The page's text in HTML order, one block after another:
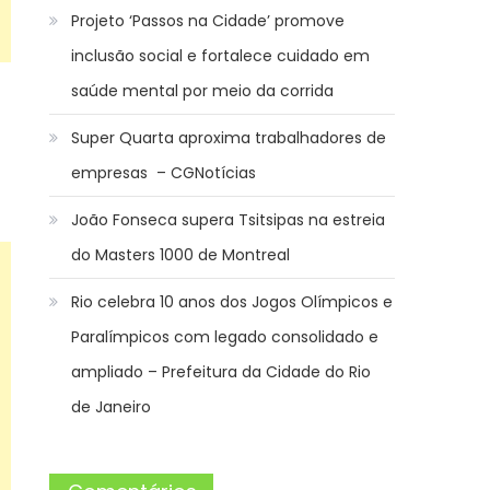
Projeto ‘Passos na Cidade’ promove
inclusão social e fortalece cuidado em
saúde mental por meio da corrida
Super Quarta aproxima trabalhadores de
empresas – CGNotícias
João Fonseca supera Tsitsipas na estreia
do Masters 1000 de Montreal
Rio celebra 10 anos dos Jogos Olímpicos e
Paralímpicos com legado consolidado e
ampliado – Prefeitura da Cidade do Rio
de Janeiro